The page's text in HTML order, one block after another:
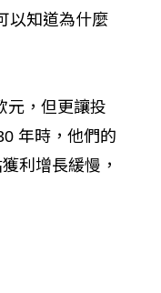
以知道為什麼
元，但更讓投
年時，他們的
利增長緩慢，
黑暗到光明 見證醫務